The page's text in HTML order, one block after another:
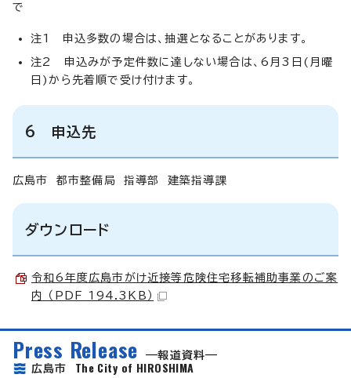
で
注1 申込多数の場合は、抽選となることがあります。
注2 申込みが予定件数に達しない場合は、6月3日(月曜
日)から先着順で受け付けます。
6 申込先
広島市 都市整備局 指導部 建築指導課
ダウンロード
令和6年度広島市がけ近接等危険住宅移転補助事業のご案
内 （PDF 194.3KB）
Press Release
報道資料
広島市 The City of HIROSHIMA